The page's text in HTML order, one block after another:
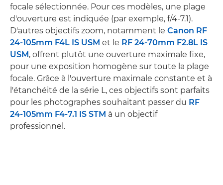
focale sélectionnée. Pour ces modèles, une plage
d'ouverture est indiquée (par exemple, f/4-7.1).
D'autres objectifs zoom, notamment le Canon RF
24-105mm F4L IS USM et le RF 24-70mm F2.8L IS
USM, offrent plutôt une ouverture maximale fixe,
pour une exposition homogène sur toute la plage
focale. Grâce à l'ouverture maximale constante et à
l'étanchéité de la série L, ces objectifs sont parfaits
pour les photographes souhaitant passer du RF
24-105mm F4-7.1 IS STM à un objectif
professionnel.